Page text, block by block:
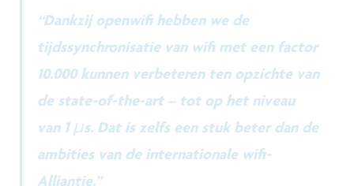
“Dankzij openwifi hebben we de
tijdssynchronisatie van wifi met een factor
10.000 kunnen verbeteren ten opzichte van
de state-of-the-art – tot op het niveau
van 1 µs. Dat is zelfs een stuk beter dan de
ambities van de internationale wifi-
Alliantie.”